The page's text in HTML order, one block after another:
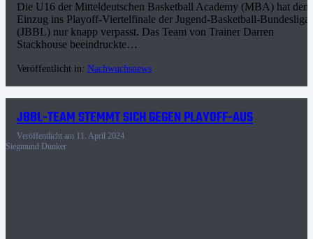
Die U16 der Mitteldeutschen Basketball Academy (MBA) hat den
Einzug ins Playoff-Viertelfinale der Jugend-Basketball-Bundesliga
(JBBL) nur knapp verpasst. Das Team von Trainer Darren
Stackhouse beeindruckte…
Veröffentlicht in: Nachwuchsnews
JBBL-TEAM STEMMT SICH GEGEN PLAYOFF-AUS
Veröffentlicht am 11. April 2024
Siegmund Dunker